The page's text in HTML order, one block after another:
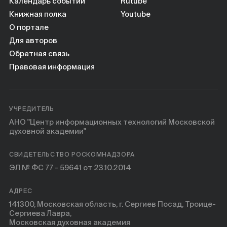
Книжная полка
О портале
Для авторов
Обратная связь
Правовая информация
Youtube
УЧРЕДИТЕЛЬ
АНО "Центр информационных технологий Московской
духовной академии"
СВИДЕТЕЛЬСТВО РОСКОМНАДЗОРА
ЭЛ № ФС 77 - 59641 от 23.10.2014
АДРЕС
141300, Московская область, г. Сергиев Посад, Троице-
Сергиева Лавра,
Московская духовная академия